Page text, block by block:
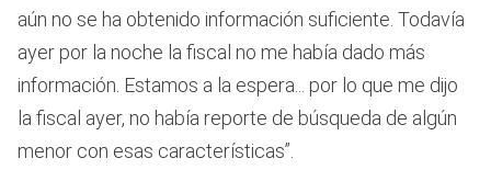
aún no se ha obtenido información suficiente. Todavía
ayer por la noche la fiscal no me había dado más
información. Estamos a la espera... por lo que me dijo
la fiscal ayer, no había reporte de búsqueda de algún
menor con esas características”.